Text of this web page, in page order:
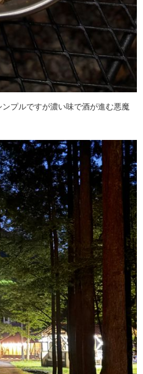
プルですが濃い味で酒が進む悪魔